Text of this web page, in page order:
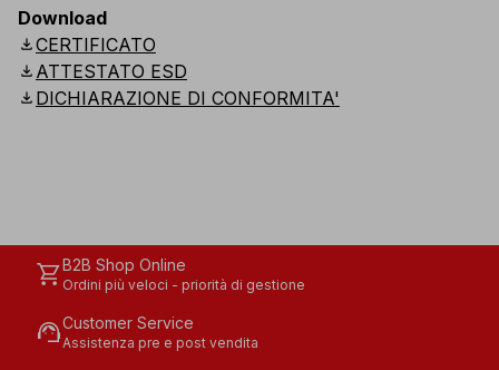
Download
downloadCERTIFICATO
download ATTESTATO ESD
download DICHIARAZIONE DI CONFORMITA'
shopping_cartB2B Shop Online
Ordini più veloci - priorità di gestione
support_agentCustomer Service
Assistenza pre e post vendita